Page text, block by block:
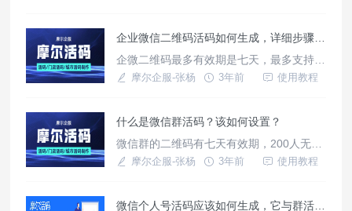
没有时间限制，理论上来说是永久有效的。
企微二维码最多有效期是七天，最多支持5
个群；这样很不利于我们日常推广，我们在
码，二维码会展示最新的群码；用户可以随
时登录后台更换失效的加群二维码，从而达
到永久管理链接或二维码有效。
摩尔企服-张杨 3年前 使用教程
什么是微信群活码？该如何设置？
微信群的二维码有七天有效期，200人无法
扫码进群的限制，如果直接把群二维码的图
广，这样效果大打折扣不说，还很费时间，
摩尔企服-张杨 3年前 使用教程